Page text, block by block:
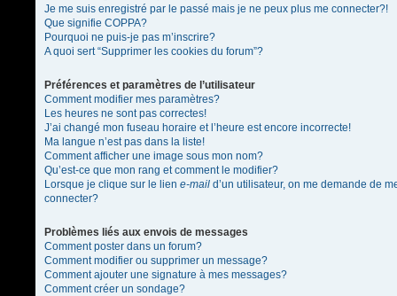
Je me suis enregistré par le passé mais je ne peux plus me connecter?!
Que signifie COPPA?
Pourquoi ne puis-je pas m’inscrire?
A quoi sert “Supprimer les cookies du forum”?
Préférences et paramètres de l’utilisateur
Comment modifier mes paramètres?
Les heures ne sont pas correctes!
J’ai changé mon fuseau horaire et l’heure est encore incorrecte!
Ma langue n’est pas dans la liste!
Comment afficher une image sous mon nom?
Qu’est-ce que mon rang et comment le modifier?
Lorsque je clique sur le lien e-mail d’un utilisateur, on me demande de
connecter?
Problèmes liés aux envois de messages
Comment poster dans un forum?
Comment modifier ou supprimer un message?
Comment ajouter une signature à mes messages?
Comment créer un sondage?